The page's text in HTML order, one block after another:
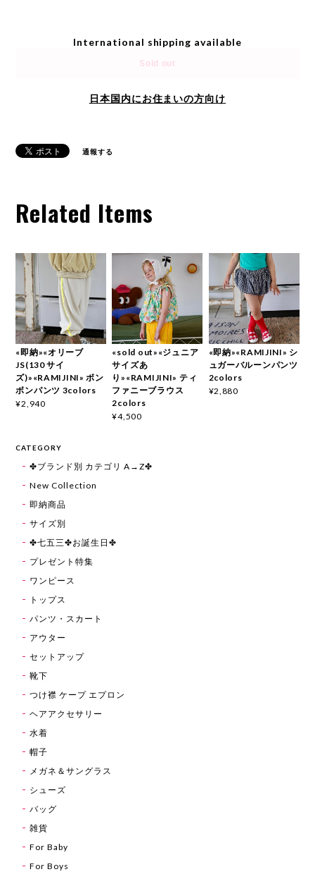
International shipping available
Sold out
日本国内にお住まいの方向け
通報する
Related Items
«即納»«オリーブ
JS(130 サイ
ズ)»«RAMIJINI» ボン
ボンパンツ 3colors
¥2,940
«sold out»«ジュニア
サイズあ
り»«RAMIJINI» ティ
ファニーブラウス
2colors
¥4,500
«即納»«RAMIJINI» シ
ュガーバルーンパンツ
2colors
¥2,880
CATEGORY
✤ブランド別 カテゴリ A→Z✤
New Collection
即納商品
サイズ別
✤七五三✤お誕生日✤
プレゼント特集
ワンピース
トップス
パンツ・スカート
アウター
セットアップ
靴下
つけ襟 ケープ エプロン
ヘアアクセサリー
水着
帽子
メガネ＆サングラス
シューズ
バッグ
雑貨
For Baby
For Boys